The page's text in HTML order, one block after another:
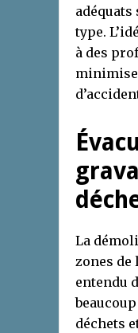
adéquats
type.
à des
La
zones de
entendu
déchets